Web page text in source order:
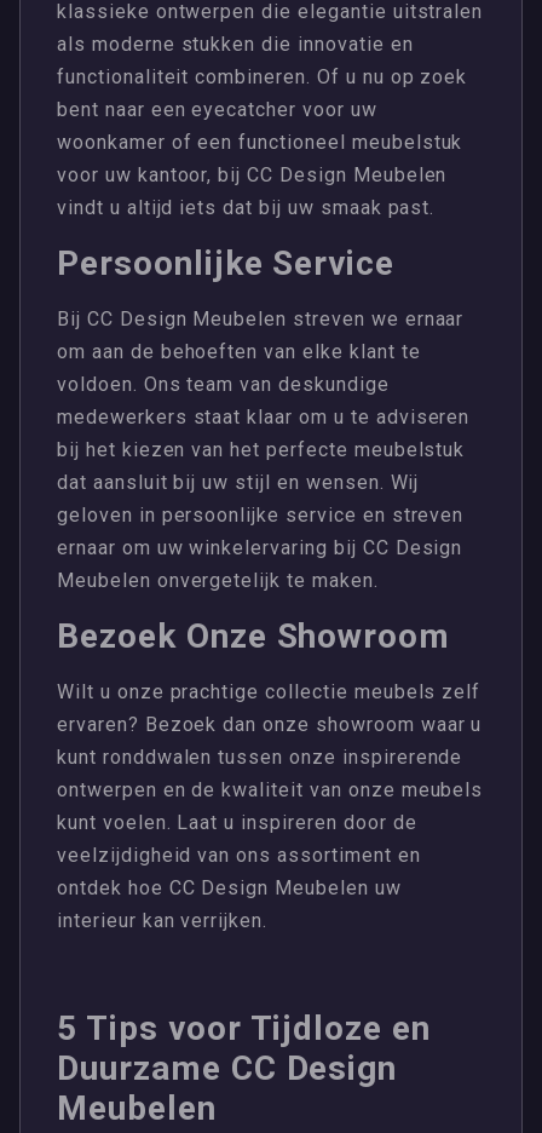
klassieke ontwerpen die elegantie uitstralen
als moderne stukken die innovatie en
functionaliteit combineren. Of u nu op zoek
bent naar een eyecatcher voor uw
woonkamer of een functioneel meubelstuk
voor uw kantoor, bij CC Design Meubelen
vindt u altijd iets dat bij uw smaak past.
Persoonlijke Service
Bij CC Design Meubelen streven we ernaar
om aan de behoeften van elke klant te
voldoen. Ons team van deskundige
medewerkers staat klaar om u te adviseren
bij het kiezen van het perfecte meubelstuk
dat aansluit bij uw stijl en wensen. Wij
geloven in persoonlijke service en streven
ernaar om uw winkelervaring bij CC Design
Meubelen onvergetelijk te maken.
Bezoek Onze Showroom
Wilt u onze prachtige collectie meubels zelf
ervaren? Bezoek dan onze showroom waar u
kunt ronddwalen tussen onze inspirerende
ontwerpen en de kwaliteit van onze meubels
kunt voelen. Laat u inspireren door de
veelzijdigheid van ons assortiment en
ontdek hoe CC Design Meubelen uw
interieur kan verrijken.
5 Tips voor Tijdloze en
Duurzame CC Design
Meubelen